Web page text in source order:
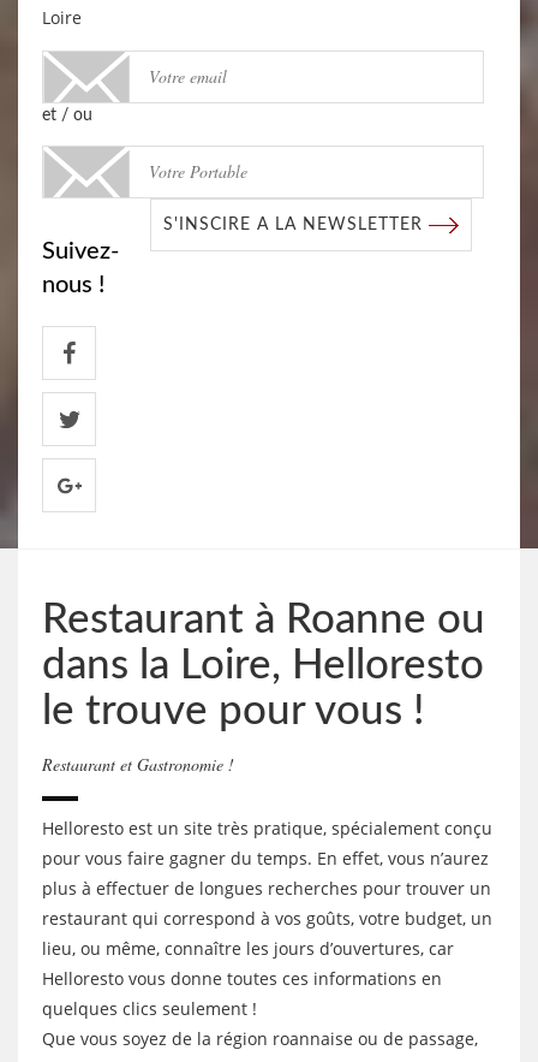
Loire
et / ou
S'INSCIRE A LA NEWSLETTER
Suivez-
nous !
Restaurant à Roanne ou
dans la Loire, Helloresto
le trouve pour vous !
Restaurant et Gastronomie !
Helloresto est un site très pratique, spécialement conçu
pour vous faire gagner du temps. En effet, vous n’aurez
plus à effectuer de longues recherches pour trouver un
restaurant qui correspond à vos goûts, votre budget, un
lieu, ou même, connaître les jours d’ouvertures, car
Helloresto vous donne toutes ces informations en
quelques clics seulement !
Que vous soyez de la région roannaise ou de passage,